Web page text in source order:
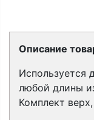
Описание
Используется
любой длины
Комплект